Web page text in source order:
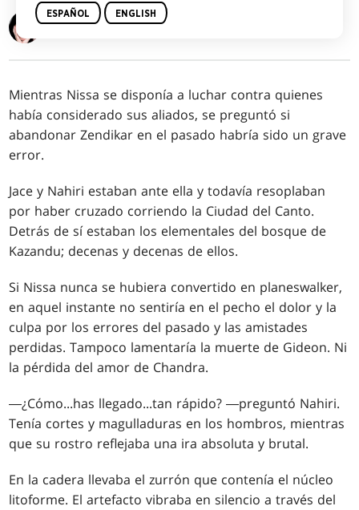
A. T. Greenblatt
Mientras Nissa se disponía a luchar contra quienes
había considerado sus aliados, se preguntó si
abandonar Zendikar en el pasado habría sido un grave
error.
Jace y Nahiri estaban ante ella y todavía resoplaban
por haber cruzado corriendo la Ciudad del Canto.
Detrás de sí estaban los elementales del bosque de
Kazandu; decenas y decenas de ellos.
Si Nissa nunca se hubiera convertido en planeswalker,
en aquel instante no sentiría en el pecho el dolor y la
culpa por los errores del pasado y las amistades
perdidas. Tampoco lamentaría la muerte de Gideon. Ni
la pérdida del amor de Chandra.
―¿Cómo...has llegado...tan rápido? ―preguntó Nahiri.
Tenía cortes y magulladuras en los hombros, mientras
que su rostro reflejaba una ira absoluta y brutal.
En la cadera llevaba el zurrón que contenía el núcleo
litoforme. El artefacto vibraba en silencio a través del
ESPAÑOL ENGLISH